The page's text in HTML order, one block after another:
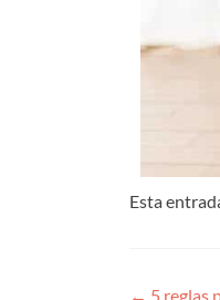
Esta
← 5 reglas